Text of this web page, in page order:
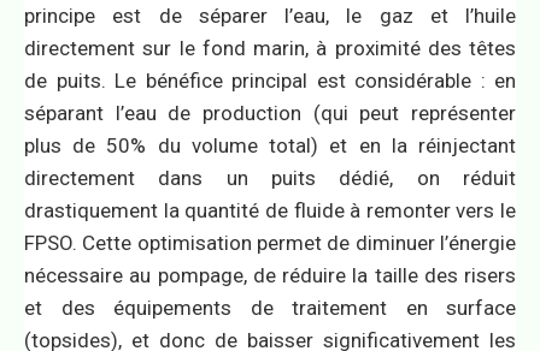
principe est de séparer l’eau, le gaz et l’huile
directement sur le fond marin, à proximité des têtes
de puits. Le bénéfice principal est considérable : en
séparant l’eau de production (qui peut représenter
plus de 50% du volume total) et en la réinjectant
directement dans un puits dédié, on réduit
drastiquement la quantité de fluide à remonter vers le
FPSO. Cette optimisation permet de diminuer l’énergie
nécessaire au pompage, de réduire la taille des risers
et des équipements de traitement en surface
(topsides), et donc de baisser significativement les